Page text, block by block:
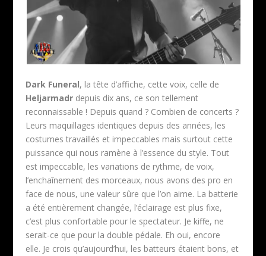
Dark Funeral, la tête d’affiche, cette voix, celle de
Heljarmadrdepuis dix ans, ce son tellement
reconnaissable ! Depuis quand ? Combien de concerts ?
Leurs maquillages identiques depuis des années, les
costumes travaillés et impeccables mais surtout cette
puissance qui nous ramène à l’essence du style. Tout
est impeccable, les variations de rythme, de voix,
l’enchaînement des morceaux, nous avons des pro en
face de nous, une valeur sûre que l’on aime. La batterie
a été entièrement changée, l’éclairage est plus fixe,
c’est plus confortable pour le spectateur. Je kiffe, ne
serait-ce que pour la double pédale. Eh oui, encore
elle. Je crois qu’aujourd’hui, les batteurs étaient bons, et